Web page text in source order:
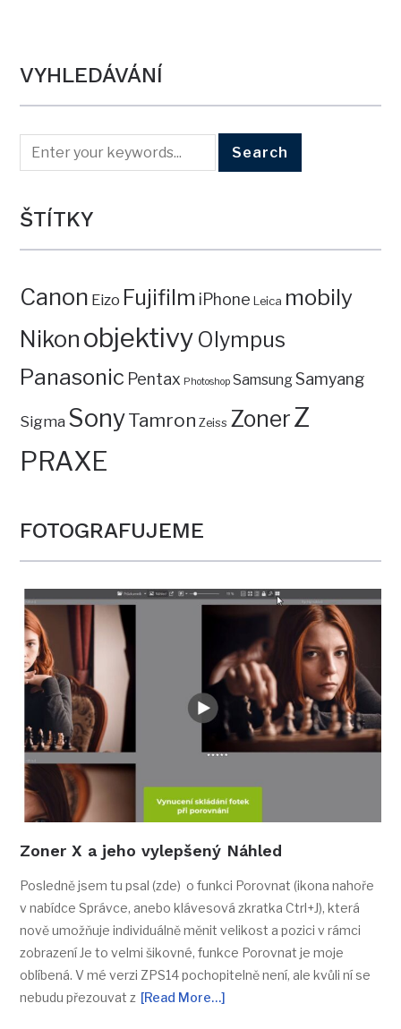
VYHLEDÁVÁNÍ
ŠTÍTKY
Canon Eizo Fujifilm iPhone Leica mobily
Nikon objektivy Olympus
Panasonic Pentax Photoshop SamsungSamyang
Sigma SonyTamron Zeiss ZonerZ
PRAXE
FOTOGRAFUJEME
Zoner X a jeho vylepšený Náhled
Posledně jsem tu psal (zde) o funkci Porovnat (ikona nahoře
v nabídce Správce, anebo klávesová zkratka Ctrl+J), která
nově umožňuje individuálně měnit velikost a pozici v rámci
zobrazení Je to velmi šikovné, funkce Porovnat je moje
oblíbená. V mé verzi ZPS14 pochopitelně není, ale kvůli ní se
nebudu přezouvat z [Read More…]